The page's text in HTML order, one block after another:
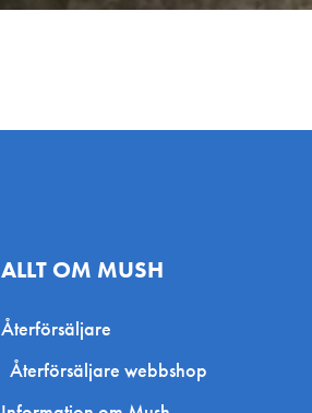
ALLT OM MUSH
Återförsäljare
Återförsäljare webbshop